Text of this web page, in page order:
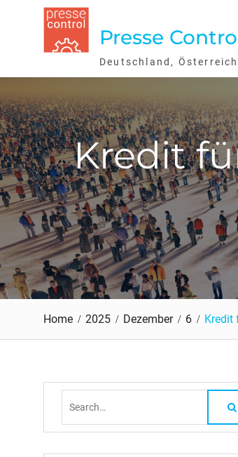
Presse
Deutschland,
Kredit
Home 2025 Dezember 6 Kredit